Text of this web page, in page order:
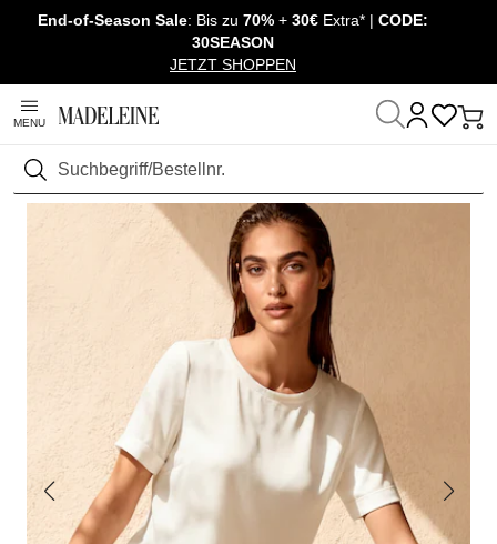
Überspringe Navigation, direkt zum Content
End-of-Season Sale: Bis zu 70% + 30€ Extra* | CODE:
30SEASON
JETZT SHOPPEN
MENU
Suchen
Startseite Mode Shirts & Tops